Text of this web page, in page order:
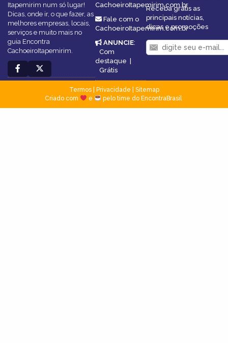
Itapemirim num só lugar!
Dicas, onde ir, o que fazer, as
melhores empresas, locais,
serviços e muito mais no
guia Encontra
CachoeiroItapemirim.
CachoeiroItapemirim.com.br
Fale com o
CachoeiroItapemirim.com.br
ANUNCIE:
Com
destaque |
Grátis
Receba grátis as
principais notícias,
dicas e promoções
Termos| Privacidade
Sitemap
Criado com
e pelo time do EncontraBrasil